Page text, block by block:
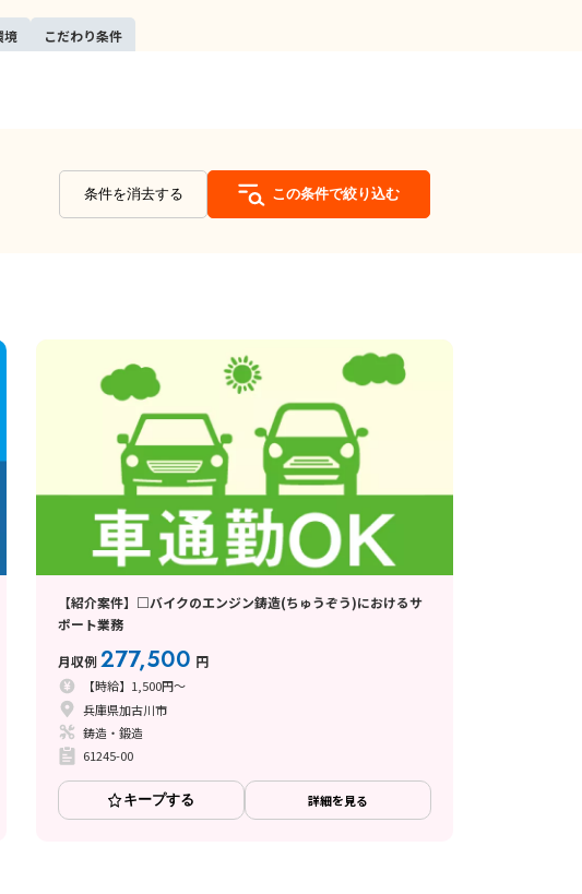
境 こだわり条件
条件を消去する この条件で絞り込む
【紹介案件】□バイクのエンジン鋳造(ちゅうぞう)におけるサ
ポート業務
月収例277,500 円
【時給】1,500円～
兵庫県加古川市
鋳造・鍛造
61245-00
キープする 詳細を見る